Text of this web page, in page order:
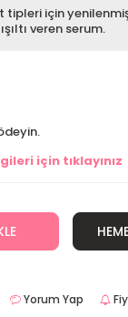
için
veren serum.
için tıklayınız
Yorum Yap